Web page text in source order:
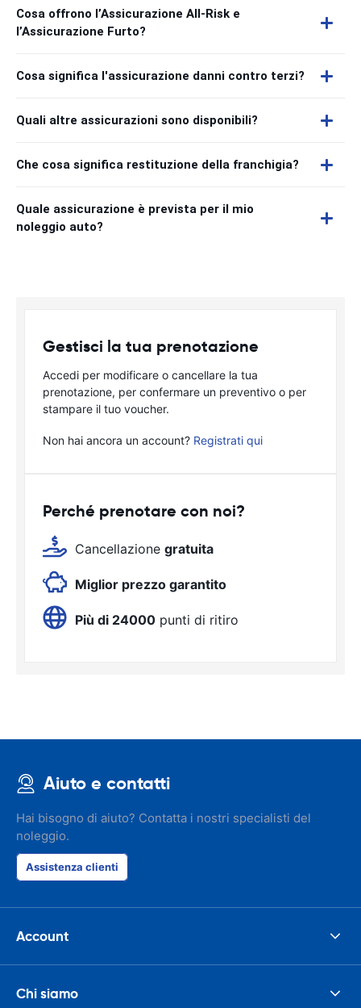
Cosa offrono l’Assicurazione All-Risk e
l’Assicurazione Furto?
Cosa significa l'assicurazione danni contro terzi?
Quali altre assicurazioni sono disponibili?
Che cosa significa restituzione della franchigia?
Quale assicurazione è prevista per il mio
noleggio auto?
Gestisci la tua prenotazione
Accedi per modificare o cancellare la tua
prenotazione, per confermare un preventivo o per
stampare il tuo voucher.
Non hai ancora un account? Registrati qui
Perché prenotare con noi?
Cancellazione gratuita
Miglior prezzo garantito
Più di 24000 punti di ritiro
Aiuto e contatti
Hai bisogno di aiuto? Contatta i nostri specialisti del
noleggio.
Assistenza clienti
Account
Chi siamo